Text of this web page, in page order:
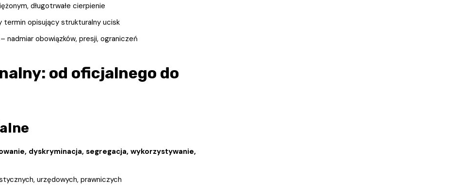
długotrwałe cierpienie
termin opisujący strukturalny ucisk
nadmiar obowiązków, presji, ograniczeń
od oficjalnego do
dyskryminacja, segregacja, wykorzystywanie,
urzędowych, prawniczych